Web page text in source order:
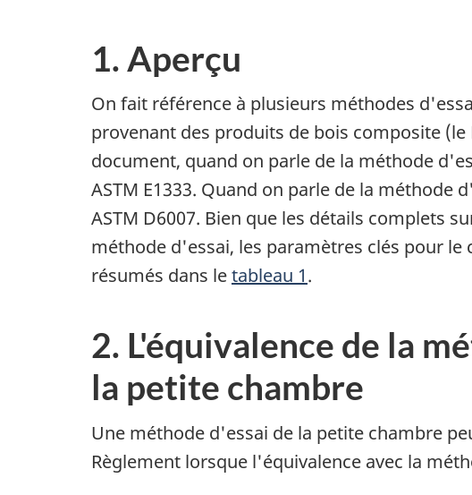
1. Aperçu
On fait référence à plusieurs méthodes
provenant des produits de bois composite
document, quand on parle de la méthode
ASTM E1333. Quand on parle de la
ASTM D6007. Bien que les détails complets
méthode d'essai, les paramètres clés pour
résumés dans letableau 1.
2. L'équivalence de la
la petite chambre
Une méthode d'essai de la petite chambre
Règlement lorsque l'équivalence avec la